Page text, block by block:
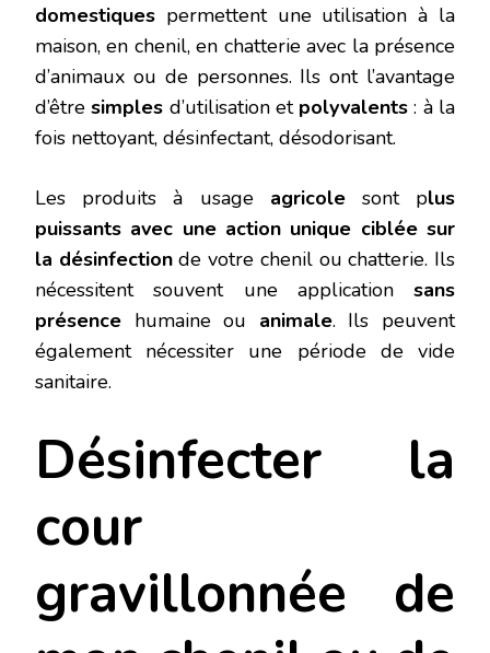
domestiques permettent une utilisation à la
maison, en chenil, en chatterie avec la présence
d’animaux ou de personnes. Ils ont l’avantage
d’êtresimples d’utilisation et polyvalents : à la
fois nettoyant, désinfectant, désodorisant.
Les produits à usage agricolesont plus
puissants avec une action unique ciblée sur
la désinfectionde votre chenil ou chatterie. Ils
nécessitent souvent une application sans
présence humaine ou animale. Ils peuvent
également nécessiter une période de vide
sanitaire.
Désinfecter la
cour
gravillonnée de